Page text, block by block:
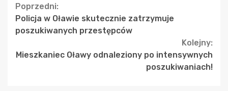
Continue
Reading
Poprzedni:
Policja w Oławie skutecznie zatrzymuje
poszukiwanych przestępców
Kolejny:
Mieszkaniec Oławy odnaleziony po intensywnych
poszukiwaniach!